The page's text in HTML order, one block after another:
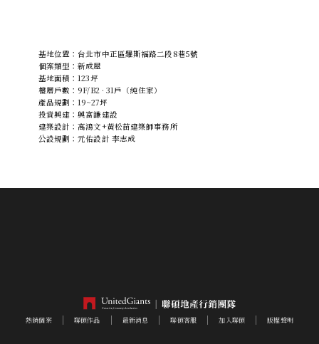
基地位置：台北市中正區羅斯福路二段8巷5號
個案類型：新成屋
基地面積：123坪
樓層戶數：9F/B2 · 31戶（純住家）
產品規劃：19~27坪
投資興建：興富謙建設
建築設計：高鴻文+黃松苗建築師事務所
公設規劃：元佑設計 李志成
熱銷個案 聯碩作品 最新消息 聯碩客服 加入聯碩 版權聲明